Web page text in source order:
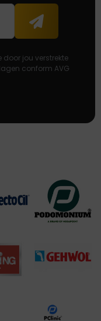
Aanmelden
jou verstrekte
conform AVG